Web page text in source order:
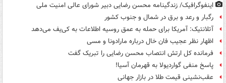
اینفوگرافیک/ زندگینامه محسن رضایی دبیر شورای عالی امنیت‌ ملی
رگبار و رعد و برق در شمال و جنوب کشور
آتلانتیک: آمریکا برای حمله به عمق روسیه اطلاعات به کی‌یف می‌دهد
اظهار نظر عجیب فان خال درباره مارادونا و مسی
فرمانده کل ارتش انتصاب محسن رضایی را تبریک گفت
پاسخ منفی گواردیولا به قهرمان آسیا!
عقب‌نشینی قیمت طلا در بازار جهانی